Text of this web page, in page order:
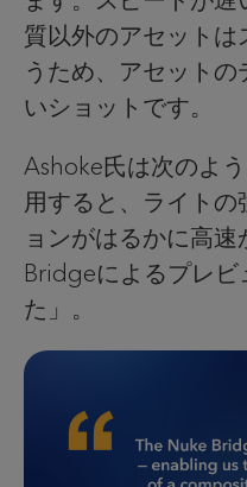
質以外のアセットは
うため、アセット
いショットです。
Ashoke氏は次のよ
用すると、ライト
ョンがはるかに高
Bridgeによるプレビ
た」。